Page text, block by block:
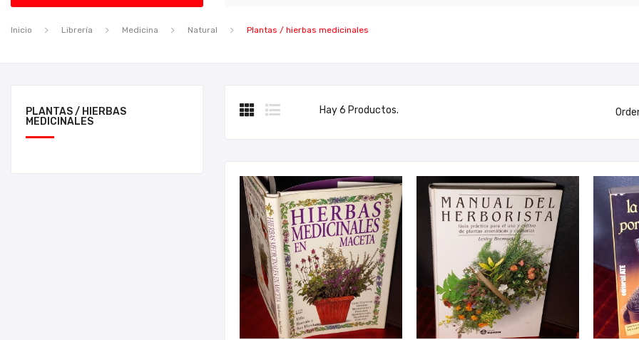
Inicio Librería Medicina Natural Plantas / hierbas medicinales
PLANTAS / HIERBAS
MEDICINALES
Hay 6 Productos.